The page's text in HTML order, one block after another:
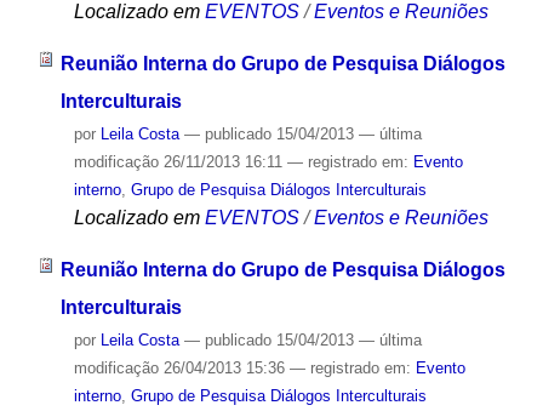
Localizado em EVENTOS /Eventos e Reuniões
Reunião Interna do Grupo de Pesquisa Diálogos
Interculturais
por Leila Costa — publicado15/04/2013 — última
modificação26/11/2013 16:11 — registrado em: Evento
interno, Grupo de Pesquisa Diálogos Interculturais
Localizado em EVENTOS /Eventos e Reuniões
Reunião Interna do Grupo de Pesquisa Diálogos
Interculturais
por Leila Costa — publicado15/04/2013 — última
modificação26/04/2013 15:36 — registrado em: Evento
interno, Grupo de Pesquisa Diálogos Interculturais